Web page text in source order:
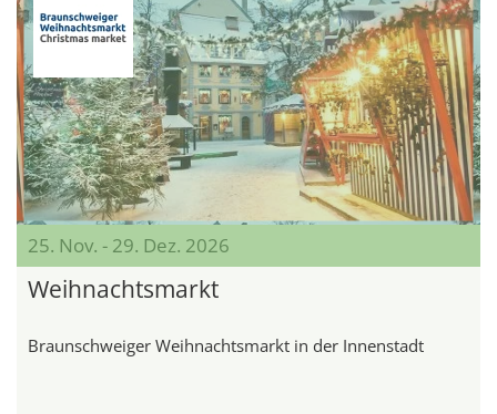
25. Nov. - 29. Dez. 2026
Weihnachtsmarkt
Braunschweiger Weihnachtsmarkt in der Innenstadt